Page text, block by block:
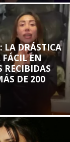
LA DRÁSTICA
EN
RECIBIDAS
DE 200